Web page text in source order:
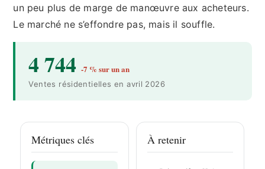
un peu plus de marge de manœuvre aux acheteurs.
Le marché ne s’effondre pas, mais il souffle.
4 744 -7 % sur un an
Ventes résidentielles en avril 2026
Métriques clés À retenir